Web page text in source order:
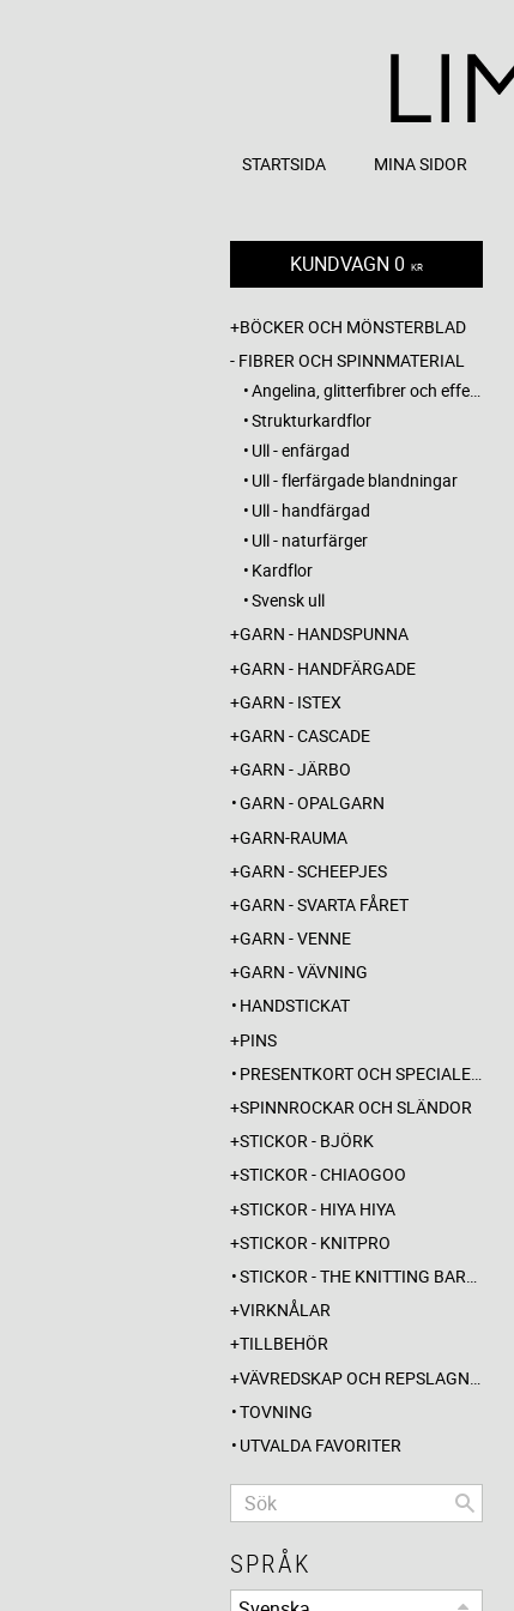
STARTSIDA MINA SIDOR
KUNDVAGN 0 KR
BÖCKER OCH MÖNSTERBLAD
FIBRER OCH SPINNMATERIAL
Angelina, glitterfibrer och effektmaterial
Strukturkardflor
Ull - enfärgad
Ull - flerfärgade blandningar
Ull - handfärgad
Ull - naturfärger
Kardflor
Svensk ull
GARN - HANDSPUNNA
GARN - HANDFÄRGADE
GARN - ISTEX
GARN - CASCADE
GARN - JÄRBO
GARN - OPALGARN
GARN-RAUMA
GARN - SCHEEPJES
GARN - SVARTA FÅRET
GARN - VENNE
GARN - VÄVNING
HANDSTICKAT
PINS
PRESENTKORT OCH SPECIALERBJUDANDEN
SPINNROCKAR OCH SLÄNDOR
STICKOR - BJÖRK
STICKOR - CHIAOGOO
STICKOR - HIYA HIYA
STICKOR - KNITPRO
STICKOR - THE KNITTING BARBER
VIRKNÅLAR
TILLBEHÖR
VÄVREDSKAP OCH REPSLAGNING
TOVNING
UTVALDA FAVORITER
SPRÅK